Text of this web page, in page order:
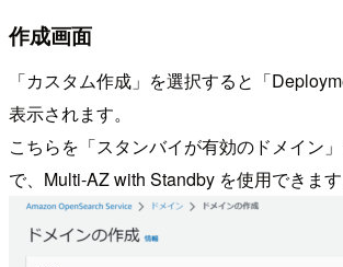
作成画面
「カスタム作成」を選択すると「
表示されます。
こちらを「スタンバイが有効のドメイン
で、Multi-AZ with Standby を使用できます